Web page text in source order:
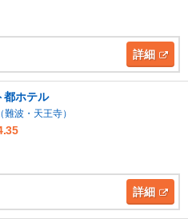
詳細
都ホテル
難波・天王寺）
詳細